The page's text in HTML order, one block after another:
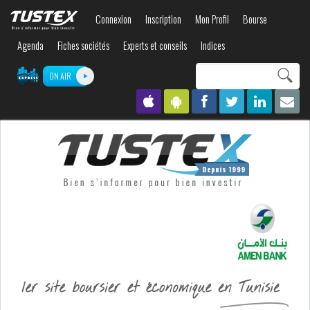
contenu
Connexion Inscription Mon Profil
Bourse
Agenda
Fiches sociétés Experts et conseils Indices
ON AIR
recherche